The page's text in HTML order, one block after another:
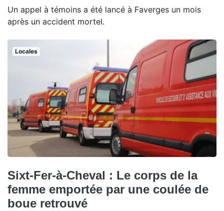
Un appel à témoins a été lancé à Faverges un mois
après un accident mortel.
Locales
Sixt-Fer-à-Cheval : Le corps de la
femme emportée par une coulée de
boue retrouvé